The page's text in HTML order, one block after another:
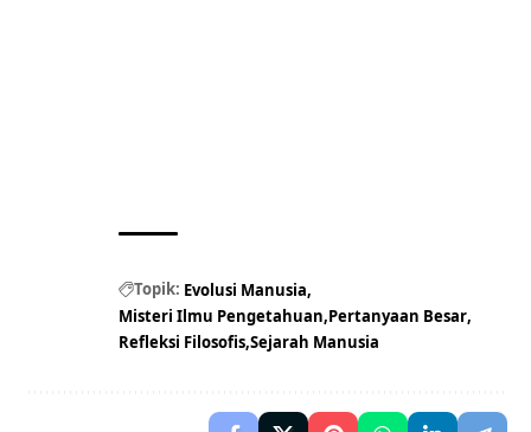
Topik: Evolusi Manusia
Misteri Ilmu Pengetahuan Pertanyaan Besar
Refleksi Filosofis Sejarah Manusia